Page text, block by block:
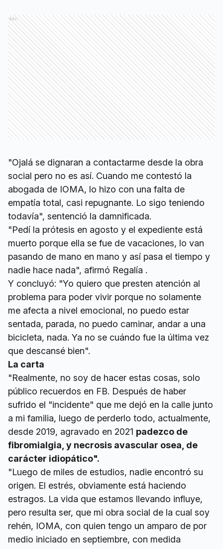
Ads
"Ojalá se dignaran a contactarme desde la obra
social pero no es así. Cuando me contestó la
abogada de IOMA, lo hizo con una falta de
empatía total, casi repugnante. Lo sigo teniendo
todavía", sentenció la damnificada.
"Pedí la prótesis en agosto y el expediente está
muerto porque ella se fue de vacaciones, lo van
pasando de mano en mano y así pasa el tiempo y
nadie hace nada", afirmó Regalía .
Y concluyó: "Yo quiero que presten atención al
problema para poder vivir porque no solamente
me afecta a nivel emocional, no puedo estar
sentada, parada, no puedo caminar, andar a una
bicicleta, nada. Ya no se cuándo fue la última vez
que descansé bien".
La carta
"Realmente, no soy de hacer estas cosas, solo
público recuerdos en FB. Después de haber
sufrido el "incidente" que me dejó en la calle junto
a mi familia, luego de perderlo todo, actualmente,
desde 2019, agravado en 2021 padezco de
fibromialgia, y necrosis avascular osea, de
carácter idiopático".
"Luego de miles de estudios, nadie encontró su
origen. El estrés, obviamente está haciendo
estragos. La vida que estamos llevando influye,
pero resulta ser, que mi obra social de la cual soy
rehén, IOMA, con quien tengo un amparo de por
medio iniciado en septiembre, con medida